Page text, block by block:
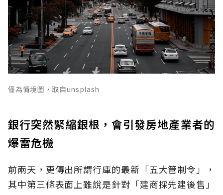
僅為情境圖，取自unsplash
銀行突然緊縮銀根，會引發房地產業者的
爆雷危機
前兩天，更傳出所謂行庫的最新「五大管制令」，
其中第三條表面上雖說是針對「建商採先建後售」